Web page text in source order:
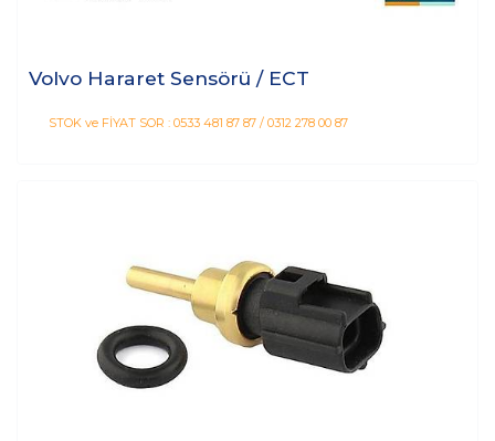
Volvo Hararet Sensörü / ECT
STOK ve FİYAT SOR : 0533 481 87 87 / 0312 278 00 87